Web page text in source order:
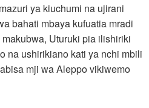
ya kiuchumi na ujirani
bahati mbaya kufuatia mradi
Uturuki pia ilishiriki
na ushirikiano kati ya nchi mbili
mji wa Aleppo vikiwemo